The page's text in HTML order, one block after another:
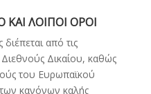
ΛΟΙΠΟΙ ΟΡΟΙ
από τις
Διεθνούς Δικαίου, καθώς
του Ευρωπαϊκού
των κανόνων καλής